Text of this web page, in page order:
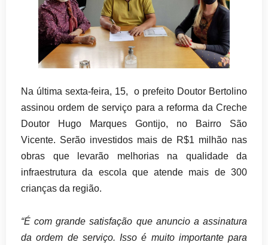
Na última sexta-feira, 15, o prefeito Doutor Bertolino
assinou ordem de serviço para a reforma da Creche
Doutor Hugo Marques Gontijo, no Bairro São
Vicente. Serão investidos mais de R$1 milhão nas
obras que levarão melhorias na qualidade da
infraestrutura da escola que atende mais de 300
crianças da região.
“É com grande satisfação que anuncio a assinatura
da ordem de serviço. Isso é muito importante para